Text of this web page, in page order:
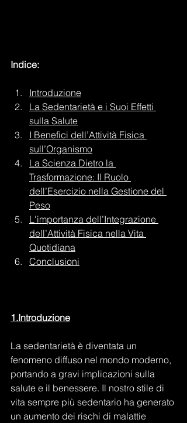
Indice:
Introduzione
La Sedentarietà e i Suoi Effetti
sulla Salute
I Benefici dell’Attività Fisica
sull’Organismo
La Scienza Dietro la
Trasformazione: Il Ruolo
dell’Esercizio nella Gestione del
Peso
L'importanza dell’Integrazione
dell’Attività Fisica nella Vita
Quotidiana
Conclusioni
1.Introduzione
La sedentarietà è diventata un
fenomeno diffuso nel mondo moderno,
portando a gravi implicazioni sulla
salute e il benessere. Il nostro stile di
vita sempre più sedentario ha generato
un aumento dei rischi di malattie